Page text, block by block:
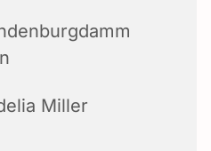
Miller